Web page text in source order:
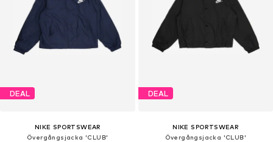
DEAL
NIKE SPORTSWEAR
Övergångsjacka 'CLUB'
DEAL
NIKE SPORTSWEAR
Övergångsjacka 'CLUB'